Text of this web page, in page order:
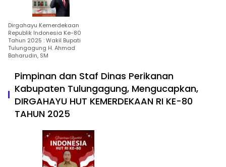
Dirgahayu Kemerdekaan
Republik Indonesia Ke-80
Tahun 2025 : Wakil Bupati
Tulungagung H. Ahmad
Baharudin, SM
Pimpinan dan Staf Dinas Perikanan
Kabupaten Tulungagung, Mengucapkan,
DIRGAHAYU HUT KEMERDEKAAN RI KE-80
TAHUN 2025